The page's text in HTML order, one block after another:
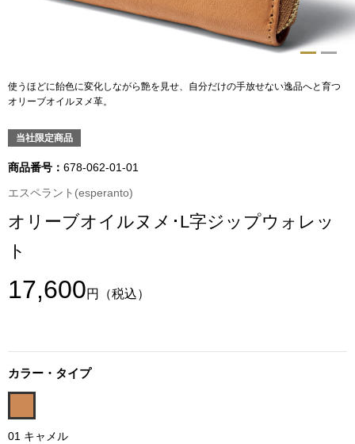
アクセサリー
ン雑貨
Tシャツ／カッ
ポロシャツ
ボトムス
使うほどに飴色に変化しながら艶を見せ、自分だけの手放せない逸品へと育つ
オリーブオイルヌメ革。
当社限定商品
商品番号： 678-062-01-01
エスペラント(esperanto)
オリーブオイルヌメ･L字ジップウォレッ
ト
17,600円 （税込）
カラー・タイプ
01 キャメル